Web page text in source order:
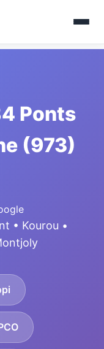
Ponts
(973)
• Kourou •